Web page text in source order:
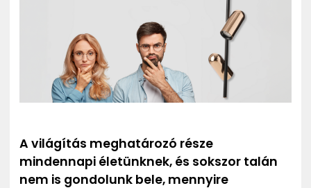
ZENE
MÉDIAAJÁNLAT
IMPRESSZUM
PR-ARCHÍVUM
ADATKEZELÉSI TÁJÉKOZTATÓ
A világítás meghatározó része
mindennapi életünknek, és sokszor talán
nem is gondolunk bele, mennyire